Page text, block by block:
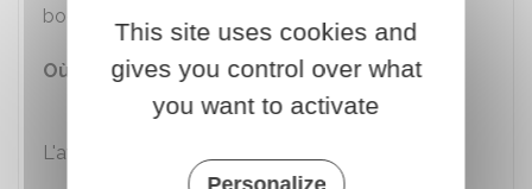
bodacc.fr.
Où s'adresser ?
Greffe du tribunal de commerce
L'avis doit comporter les
This site uses cookies and
gives you control over what
you want to activate
Personalize